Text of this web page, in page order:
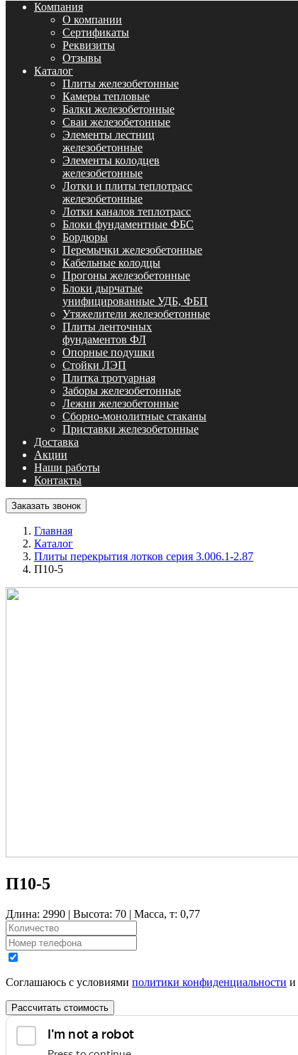
Компания
О компании
Сертификаты
Реквизиты
Отзывы
Каталог
Плиты железобетонные
Камеры тепловые
Балки железобетонные
Сваи железобетонные
Элементы лестниц
железобетонные
Элементы колодцев
железобетонные
Лотки и плиты теплотрасс
железобетонные
Лотки каналов теплотрасс
Блоки фундаментные ФБС
Бордюры
Перемычки железобетонные
Кабельные колодцы
Прогоны железобетонные
Блоки дырчатые
унифицированные УДБ, ФБП
Утяжелители железобетонные
Плиты ленточных
фундаментов ФЛ
Опорные подушки
Стойки ЛЭП
Плитка тротуарная
Заборы железобетонные
Лежни железобетонные
Сборно-монолитные стаканы
Приставки железобетонные
Доставка
Акции
Наши работы
Контакты
Заказать звонок
Главная
Каталог
Плиты перекрытия лотков серия 3.006.1-2.87
П10-5
П10-5
Длина: 2990 | Высота: 70 | Масса, т: 0,77
Соглашаюсь с условиями политики конфиденциальности и
Рассчитать стоимость